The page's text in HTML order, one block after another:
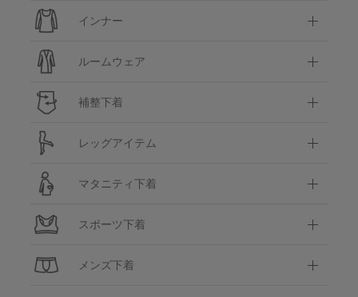
インナー
ルームウェア
補整下着
レッグアイテム
マタニティ下着
スポーツ下着
メンズ下着